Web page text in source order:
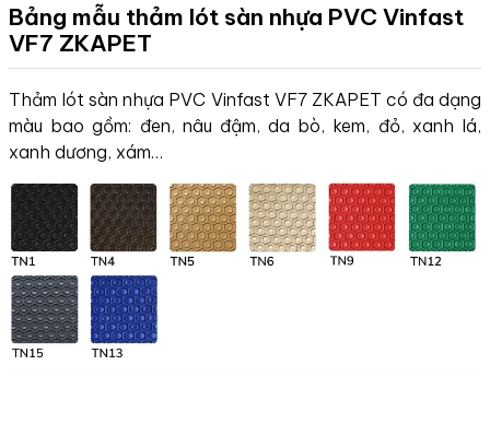
Bảng mẫu thảm lót sàn nhựa PVC Vinfast
VF7 ZKAPET
Thảm lót sàn nhựa PVC Vinfast VF7 ZKAPET có đa dạng
màu bao gồm: đen, nâu đậm, da bò, kem, đỏ, xanh lá,
xanh dương, xám…